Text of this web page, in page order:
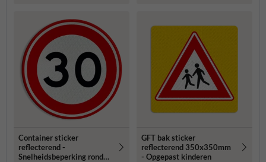
Container sticker
reflecterend -
Snelheidsbeperking rond
GFT bak sticker
reflecterend 350x350mm
- Opgepast kinderen